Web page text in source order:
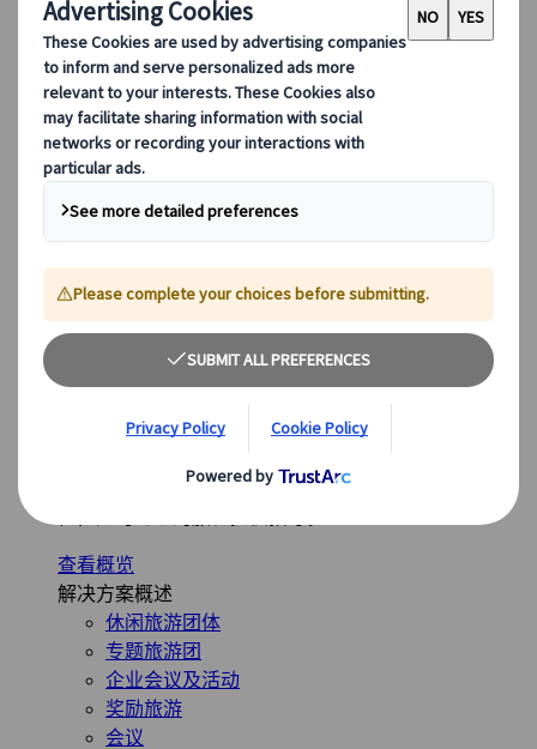
家，提供量身定制的行程，满足您独特的旅游需求。
探索所有目的地
欧洲最受欢迎的目的地
瑞士
法国
意大利
西班牙
英国
全球最受欢迎的目的地
日本
美国
我们的解决方案
探索我们多样化的解决方案，并认识我们的专业业务单
查看概览
解决方案概述
休闲旅游团体
专题旅游团
企业会议及活动
奖励旅游
会议